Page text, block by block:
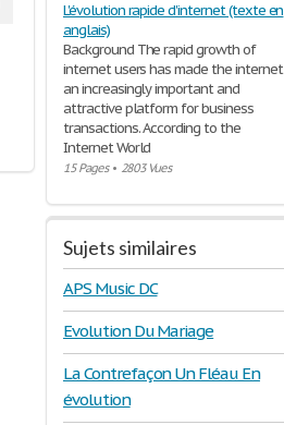
L'évolution rapide d'internet (texte en
anglais)
Background The rapid growth of
internet users has made the internet
an increasingly important and
attractive platform for business
transactions. According to the
Internet World
15 Pages• 2803 Vues
Sujets similaires
APS Music DC
Evolution Du Mariage
La Contrefaçon Un Fléau En
évolution